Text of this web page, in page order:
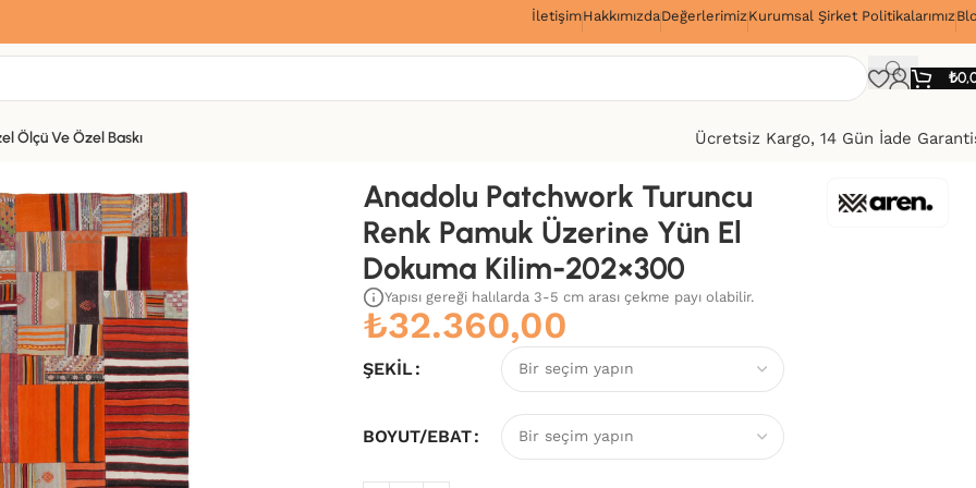
özel hoş geldin hediyemiz var!
Hemen üye ol, ilk siparişinde%10 indirimfırsatını yakala.
İletişimHakkımızdaDeğerlerimizKurumsal Şirket Politikalarımız
₺
Ölçü Ve Özel Baskı
Ücretsiz Kargo, 14 Gün İade
Anadolu Patchwork Turuncu
Renk Pamuk Üzerine Yün El
Dokuma Kilim-202×300
Yapısı gereği halılarda 3-5 cm arası çekme payı olabilir.
₺32.360,00
ŞEKIL
BOYUT/EBAT